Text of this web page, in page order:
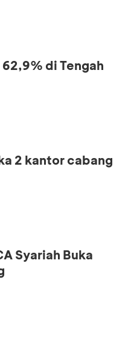
di Tengah
2 kantor cabang
Syariah Buka